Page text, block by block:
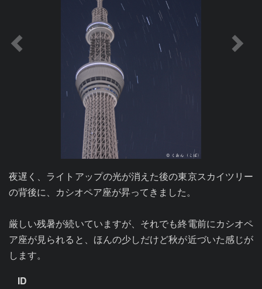
夜遅く、ライトアップの光が消えた後の東京スカイツリー
の背後に、カシオペア座が昇ってきました。
厳しい残暑が続いていますが、それでも終電前にカシオペ
ア座が見られると、ほんの少しだけど秋が近づいた感じが
ID